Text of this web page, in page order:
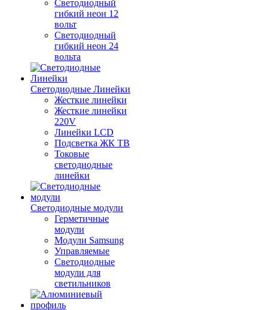
Светодиодный
гибкий неон 12
вольт
Светодиодный
гибкий неон 24
вольта
Светодиодные Линейки
Жесткие линейки
Жесткие линейки
220V
Линейки LCD
Подсветка ЖК ТВ
Токовые
светодиодные
линейки
Светодиодные модули
Герметичные
модули
Модули Samsung
Управляемые
Светодиодные
модули для
светильников